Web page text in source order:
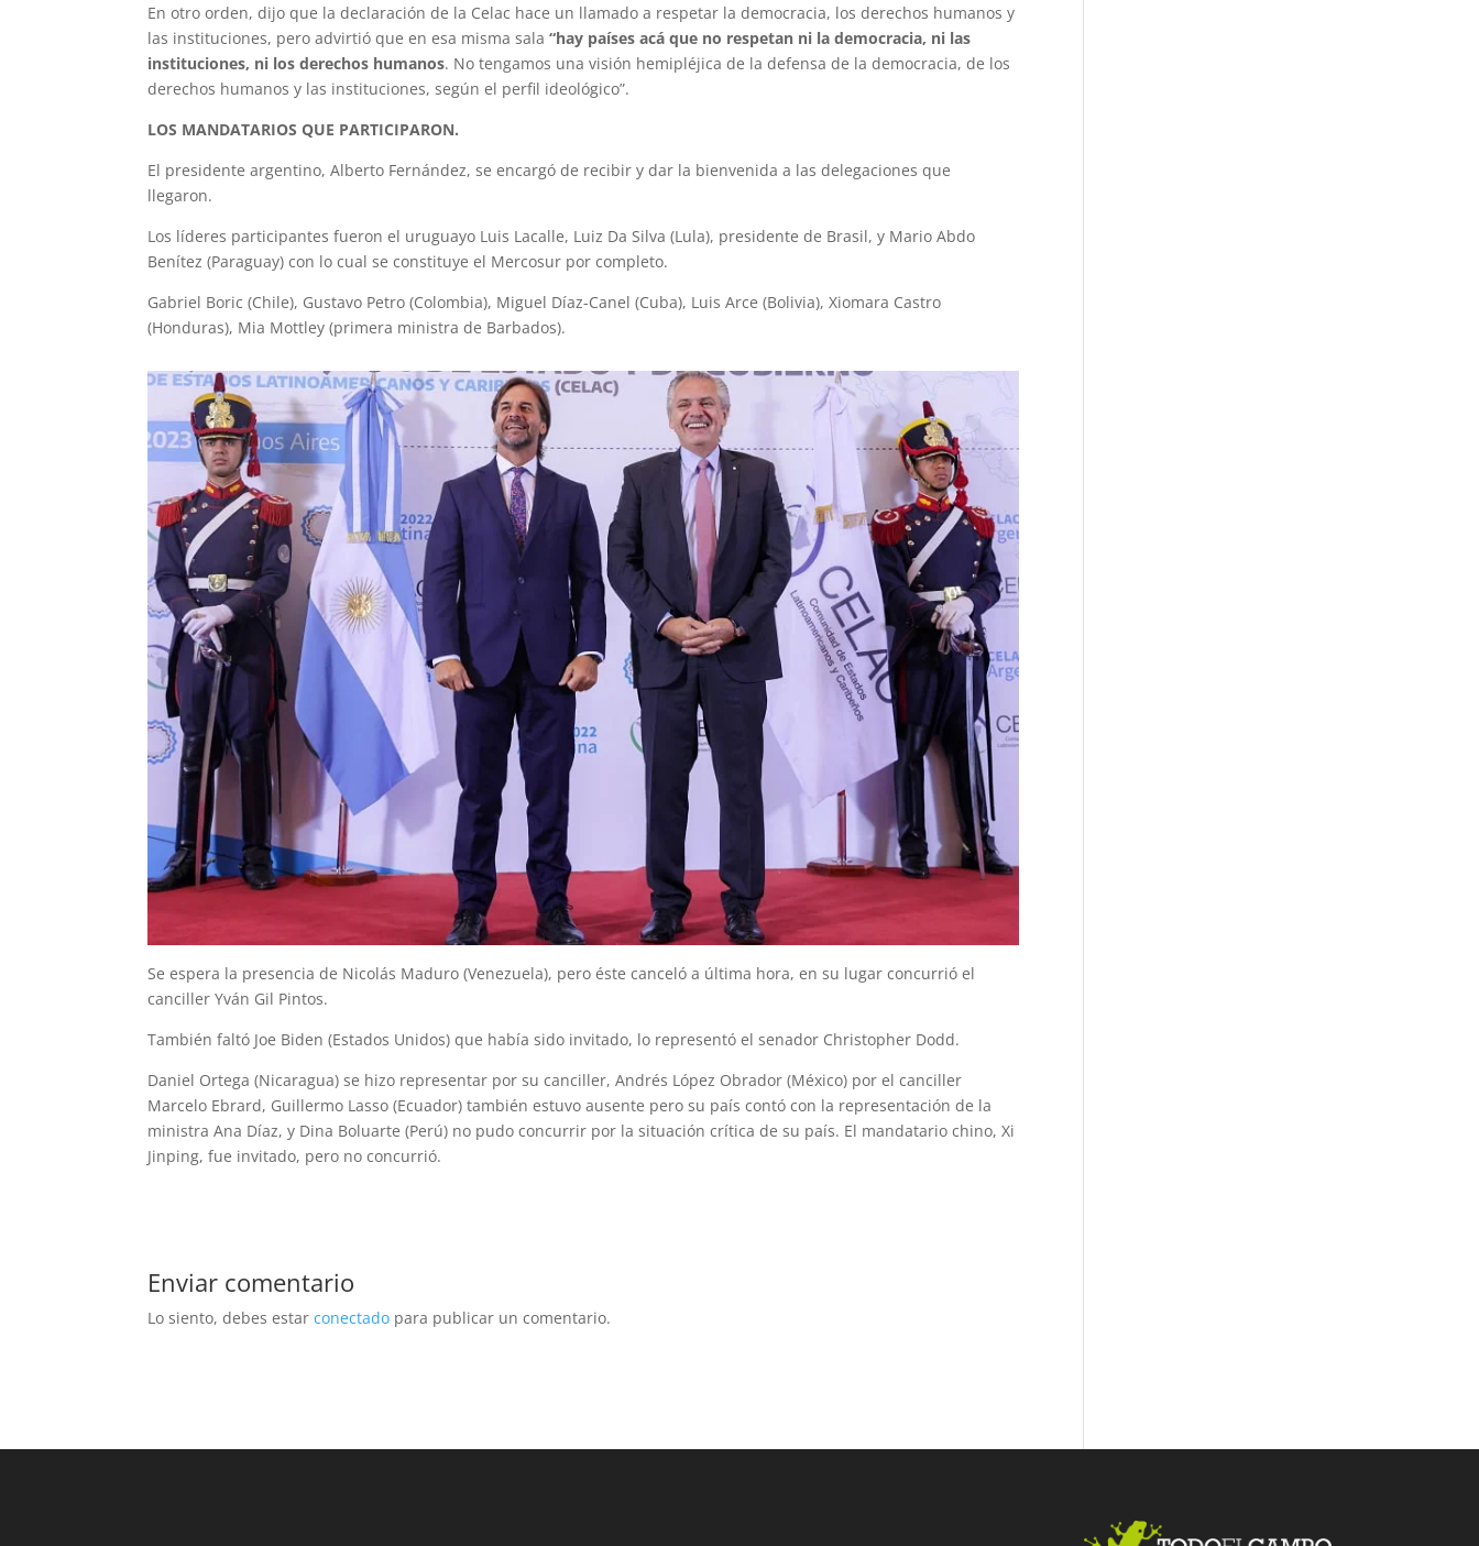
En otro orden, dijo que la declaración de la Celac hace un llamado a respetar la democracia, los derechos humanos y
las instituciones, pero advirtió que en esa misma sala“hay países acá que no respetan ni la democracia, ni las
instituciones, ni los derechos humanos. No tengamos una visión hemipléjica de la defensa de la democracia, de los
derechos humanos y las instituciones, según el perfil ideológico”.
LOS MANDATARIOS QUE PARTICIPARON.
El presidente argentino, Alberto Fernández, se encargó de recibir y dar la bienvenida a las delegaciones que
llegaron.
Los líderes participantes fueron el uruguayo Luis Lacalle, Luiz Da Silva (Lula), presidente de Brasil, y Mario Abdo
Benítez (Paraguay) con lo cual se constituye el Mercosur por completo.
Gabriel Boric (Chile), Gustavo Petro (Colombia), Miguel Díaz-Canel (Cuba), Luis Arce (Bolivia), Xiomara Castro
(Honduras), Mia Mottley (primera ministra de Barbados).
Se espera la presencia de Nicolás Maduro (Venezuela), pero éste canceló a última hora, en su lugar concurrió el
canciller Yván Gil Pintos.
También faltó Joe Biden (Estados Unidos) que había sido invitado, lo representó el senador Christopher Dodd.
Daniel Ortega (Nicaragua) se hizo representar por su canciller, Andrés López Obrador (México) por el canciller
Marcelo Ebrard, Guillermo Lasso (Ecuador) también estuvo ausente pero su país contó con la representación de la
ministra Ana Díaz, y Dina Boluarte (Perú) no pudo concurrir por la situación crítica de su país. El mandatario chino, Xi
Jinping, fue invitado, pero no concurrió.
Enviar comentario
Lo siento, debes estarconectado para publicar un comentario.